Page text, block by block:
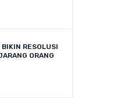
RESOLUSI
ORANG